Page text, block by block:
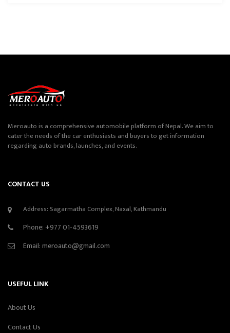
Meroauto is a comprehensive automobile platform of Nepal. We aim to
cater the needs of the car enthusiasts and buyers to get information
regarding auto brands, launches, and events.
CONTACT US
Address: Sagarmatha Complex, Naxal, Kathmandu
Phone: +977 01-4593619
Email:meroauto@gmail.com
USEFUL LINK
About Us
Contact Us